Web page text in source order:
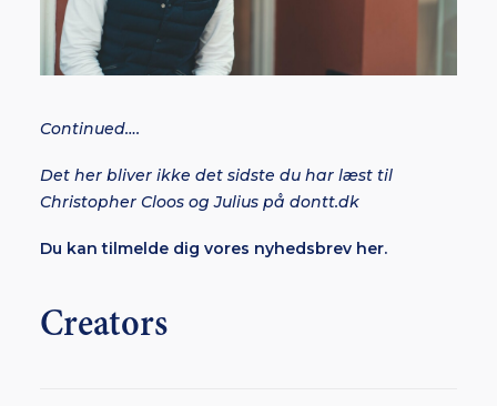
Continued….
Det her bliver ikke det sidste du har læst til
Christopher Cloos og Julius på dontt.dk
Du kan tilmelde dig vores nyhedsbrev her.
Creators